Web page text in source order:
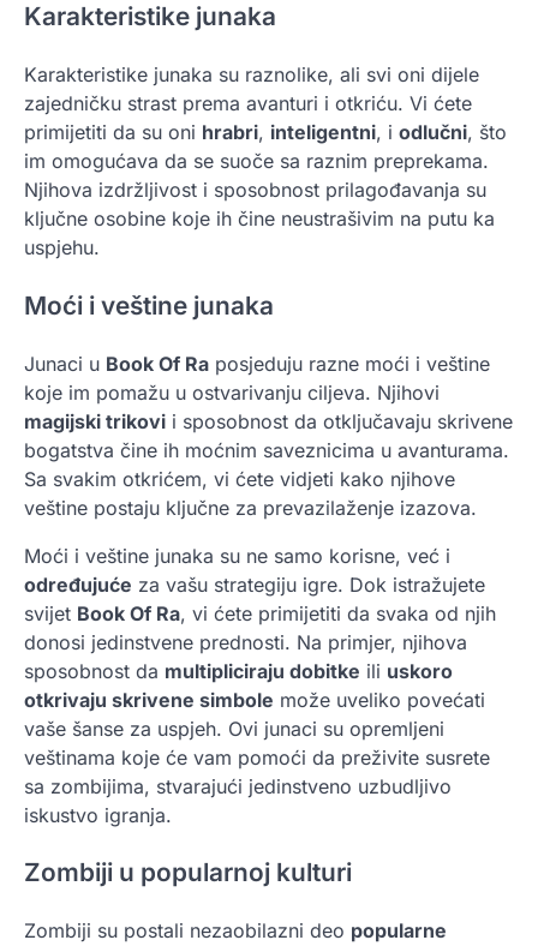
Karakteristike junaka
Karakteristike junaka su raznolike, ali svi oni dijele
zajedničku strast prema avanturi i otkriću. Vi ćete
primijetiti da su oni hrabri, inteligentni, i odlučni, što
im omogućava da se suoče sa raznim preprekama.
Njihova izdržljivost i sposobnost prilagođavanja su
ključne osobine koje ih čine neustrašivim na putu ka
uspjehu.
Moći i veštine junaka
Junaci u Book Of Ra posjeduju razne moći i veštine
koje im pomažu u ostvarivanju ciljeva. Njihovi
magijski trikovi i sposobnost da otključavaju skrivene
bogatstva čine ih moćnim saveznicima u avanturama.
Sa svakim otkrićem, vi ćete vidjeti kako njihove
veštine postaju ključne za prevazilaženje izazova.
Moći i veštine junaka su ne samo korisne, već i
određujuće za vašu strategiju igre. Dok istražujete
svijet Book Of Ra, vi ćete primijetiti da svaka od njih
donosi jedinstvene prednosti. Na primjer, njihova
sposobnost da multipliciraju dobitke ili uskoro
otkrivaju skrivene simbole može uveliko povećati
vaše šanse za uspjeh. Ovi junaci su opremljeni
veštinama koje će vam pomoći da preživite susrete
sa zombijima, stvarajući jedinstveno uzbudljivo
iskustvo igranja.
Zombiji u popularnoj kulturi
Zombiji su postali nezaobilazni deo popularne